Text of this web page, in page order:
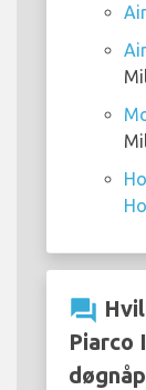
question_answer
Piarco